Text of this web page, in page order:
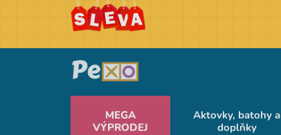
MEGA
VÝPRODEJ
Aktovky, batohy a
doplňky